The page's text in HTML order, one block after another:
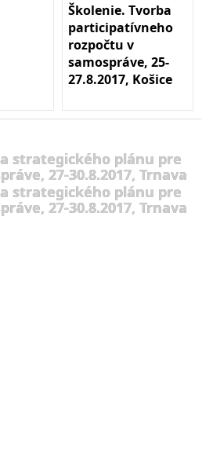
Školenie. Tvorba
participatívneho
rozpočtu v
samospráve, 25-
27.8.2017, Košice
strategického plánu pre
27-30.8.2017, Trnava
strategického plánu pre
27-30.8.2017, Trnava